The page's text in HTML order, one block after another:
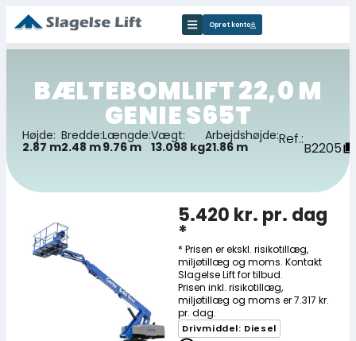
Opret konto
BÆLTEBOMLIFT 22,0 M
GENIE S65T
Højde:
2.87 m
Bredde:
2.48 m
Længde:
9.76 m
Vægt:
13.098 kg
Arbejdshøjde:
21.86 m
Ref.:
B2205
5.420 kr. pr. dag
*
* Prisen er ekskl. risikotillæg,
miljøtillæg og moms. Kontakt
Slagelse Lift for tilbud.
Prisen inkl. risikotillæg,
miljøtillæg og moms er 7.317 kr.
pr. dag.
Drivmiddel: Diesel